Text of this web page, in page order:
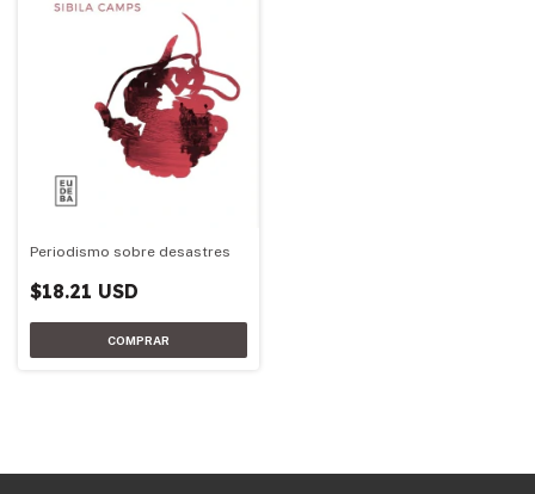
Periodismo sobre desastres
$18.21 USD